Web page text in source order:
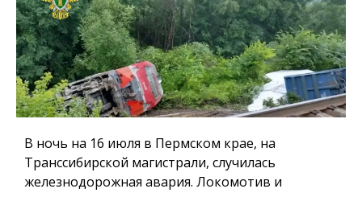
В ночь на 16 июля в Пермском крае, на
Транссибирской магистрали, случилась
железнодорожная авария. Локомотив и